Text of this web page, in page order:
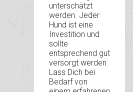
unterschätzt
werden. Jeder
Hund ist eine
Investition und
sollte
entsprechend gut
versorgt werden.
Lass Dich bei
Bedarf von